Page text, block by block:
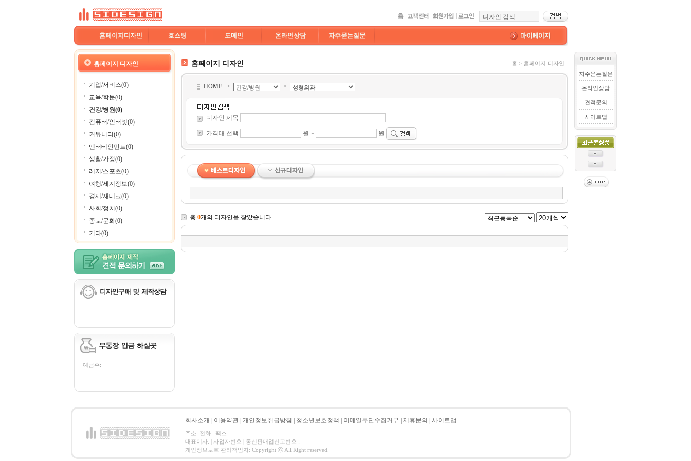
홈페이지디자인 호스팅 도메인 온라인상담 자주묻는질문
홈페이지 디자인
기업/서비스(0)
교육/학문(0)
건강/병원(0)
컴퓨터/인터넷(0)
커뮤니티(0)
엔터테인먼트(0)
생활/가정(0)
레저/스포츠(0)
여행/세계정보(0)
경제/재테크(0)
사회/정치(0)
종교/문화(0)
기타(0)
예금주:
홈페이지 디자인 홈 > 홈페이지 디자인
HOME > >
디자인 제목
가격대 선택 원 ~ 원
총 0개의 디자인을 찾았습니다.
자주묻는질문
온라인상담
견적문의
사이트맵
회사소개 이용약관 개인정보취급방침 청소년보호정책 이메일무단수집거부 제휴문의 사이트맵
주소: 전화 : 팩스 :
대표이사: | 사업자번호 | 통신판매업신고번호 :
개인정보보호 관리책임자: Copyright ⓒ All Right reserved